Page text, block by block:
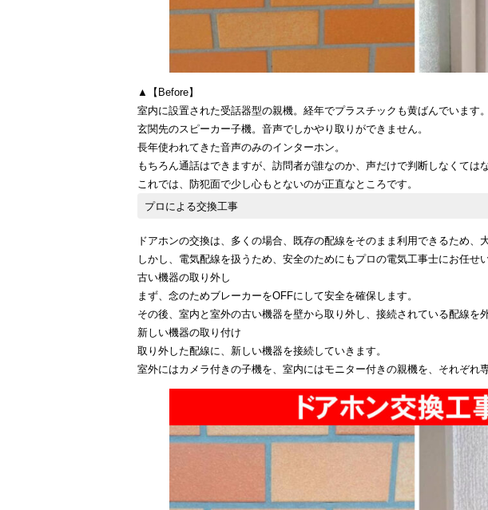
▲【Before】
室内に設置された受話器型の親機。経年でプラスチックも黄ばんでいます。
玄関先のスピーカー子機。音声でしかやり取りができません。
長年使われてきた音声のみのインターホン。
もちろん通話はできますが、訪問者が誰なのか、声だけで判断しなくては
これでは、防犯面で少し心もとないのが正直なところです。
プロによる交換工事
ドアホンの交換は、多くの場合、既存の配線をそのまま利用できるため、
しかし、電気配線を扱うため、安全のためにもプロの電気工事士にお任せ
古い機器の取り外し
まず、念のためブレーカーをOFFにして安全を確保します。
その後、室内と室外の古い機器を壁から取り外し、接続されている配線を外
新しい機器の取り付け
取り外した配線に、新しい機器を接続していきます。
室外にはカメラ付きの子機を、室内にはモニター付きの親機を、それぞれ